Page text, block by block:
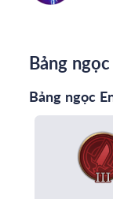
Bảng
Bảng ngọc